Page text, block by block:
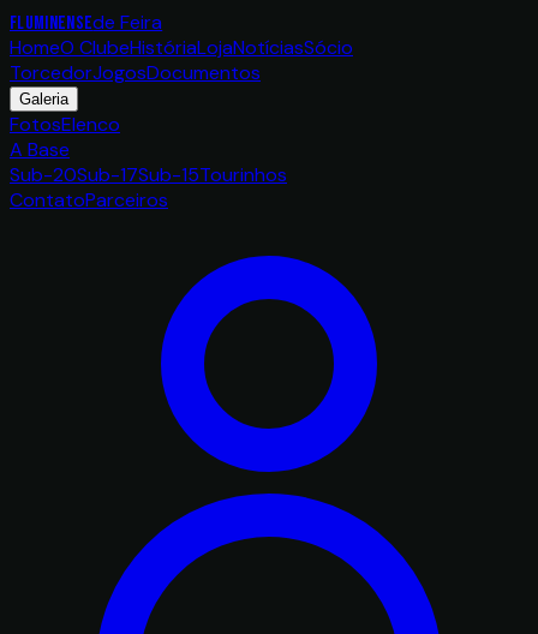
FLUMINENSEde Feira
HomeO ClubeHistóriaLojaNotíciasSócio
TorcedorJogosDocumentos
Galeria
FotosElenco
A Base
Sub-20Sub-17Sub-15Tourinhos
ContatoParceiros